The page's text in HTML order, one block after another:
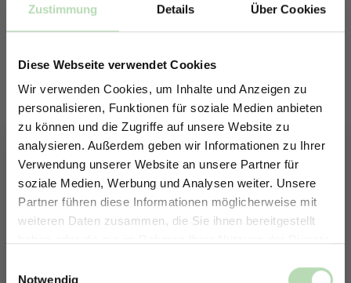
Zustimmung Details Über Cookies
Diese Webseite verwendet Cookies
Wir verwenden Cookies, um Inhalte und Anzeigen zu
personalisieren, Funktionen für soziale Medien anbieten
zu können und die Zugriffe auf unsere Website zu
analysieren. Außerdem geben wir Informationen zu Ihrer
Verwendung unserer Website an unsere Partner für
soziale Medien, Werbung und Analysen weiter. Unsere
Partner führen diese Informationen möglicherweise mit
weiteren Daten zusammen, die Sie ihnen bereitgestellt
Notwendig
Erstelle in nur 4 Schritten deine
ERHALTE 5% RABATT AUF
DEINE RÜCKWÄNDE